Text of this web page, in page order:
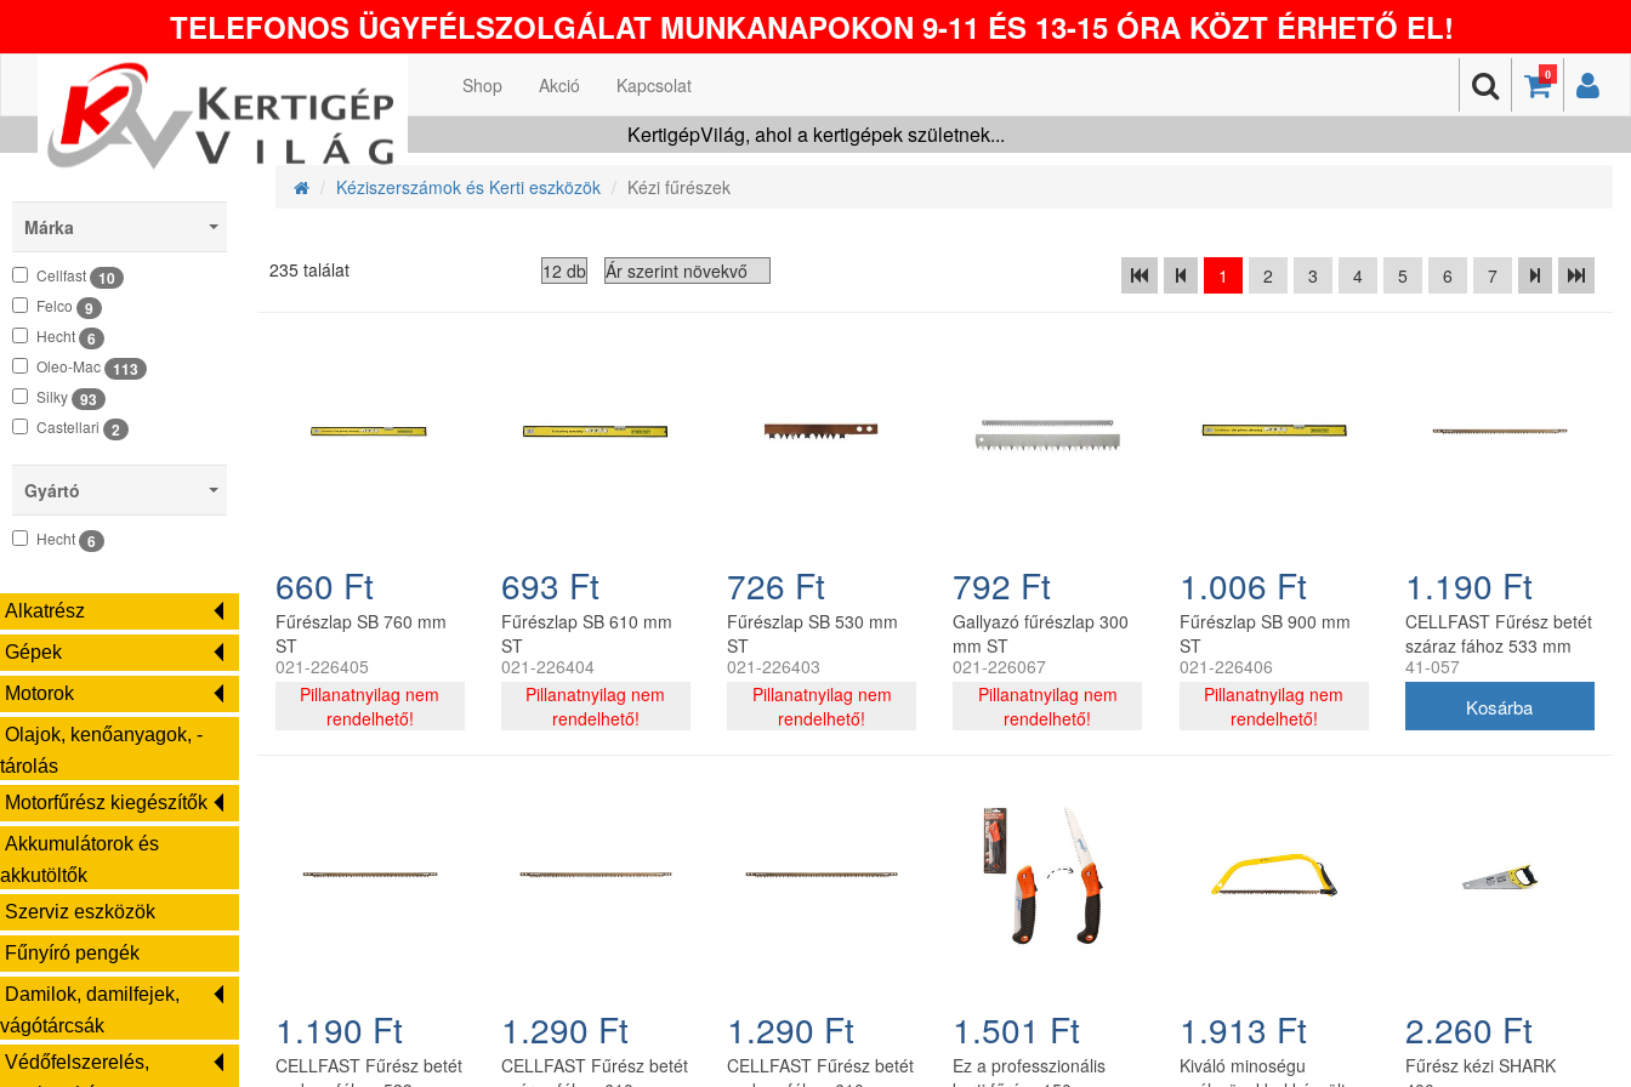
TELEFONOS ÜGYFÉLSZOLGÁLAT MUNKANAPOKON 9-11 ÉS 13-15 ÓRA KÖZT ÉRHETŐ EL!
0
Shop Akció Kapcsolat
KertigépVilág, ahol a kertigépek születnek...
Márka
Cellfast 10
Felco 9
Hecht 6
Oleo-Mac 113
Silky 93
Castellari 2
Gyártó
Hecht 6
Alkatrész
Gépek
Motorok
Olajok, kenőanyagok, -
tárolás
Motorfűrész kiegészítők
Akkumulátorok és
akkutöltők
Szerviz eszközök
Fűnyíró pengék
Damilok, damilfejek,
vágótárcsák
Védőfelszerelés,
Kéziszerszámok és Kerti eszközök Kézi fűrészek
235 találat 1 2 3 4 5 6 7
660 Ft
Fűrészlap SB 760 mm
ST
021-226405
Pillanatnyilag nem
rendelhető!
693 Ft
Fűrészlap SB 610 mm
ST
021-226404
Pillanatnyilag nem
rendelhető!
726 Ft
Fűrészlap SB 530 mm
ST
021-226403
Pillanatnyilag nem
rendelhető!
792 Ft
Gallyazó fűrészlap 300
mm ST
021-226067
Pillanatnyilag nem
rendelhető!
1.006 Ft
Fűrészlap SB 900 mm
ST
021-226406
Pillanatnyilag nem
rendelhető!
1.190 Ft
CELLFAST Fűrész betét
száraz fához 533 mm
41-057
1.190 Ft
CELLFAST Fűrész betét
1.290 Ft
CELLFAST Fűrész betét
1.290 Ft
CELLFAST Fűrész betét
1.501 Ft
Ez a professzionális
1.913 Ft
Kiváló minoségu
2.260 Ft
Fűrész kézi SHARK